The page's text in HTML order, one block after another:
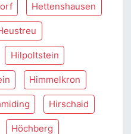
Hettenshausen
Hilpoltstein
Himmelkron
Hirschaid
Höchberg